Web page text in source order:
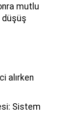
mutlu
düşüş
alırken
Sistem